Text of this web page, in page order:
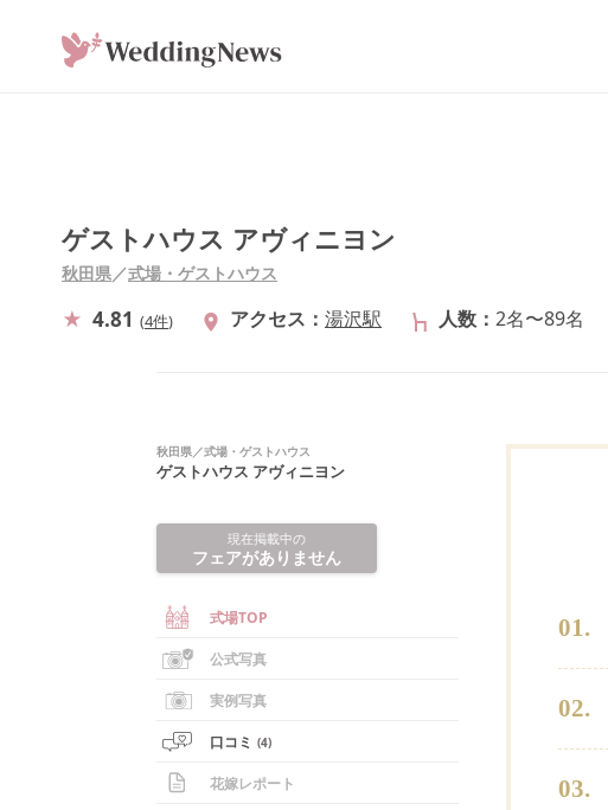
ゲストハウス アヴィニヨン
秋田県／式場・ゲストハウス
4.81 (4件) アクセス 湯沢駅 人数 2名〜89名
秋田県／式場・ゲストハウス
ゲストハウス アヴィニヨン
現在掲載中の
フェアがありません
式場TOP
公式写真
実例写真
口コミ (4)
花嫁レポート
01.
02.
03.